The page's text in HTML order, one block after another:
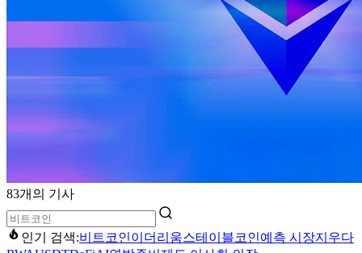
83개의 기사
인기 검색:비트코인이더리움스테이블코인예측 시장지우다